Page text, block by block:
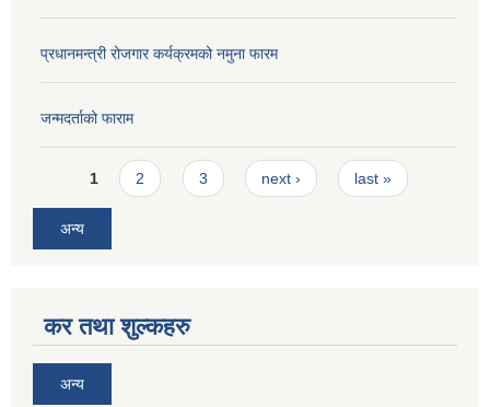
प्रधानमन्त्री रोजगार कर्यक्रमको नमुना फारम
जन्मदर्ताको फाराम
Pages
1 2 3 next › last »
अन्य
कर तथा शुल्कहरु
अन्य